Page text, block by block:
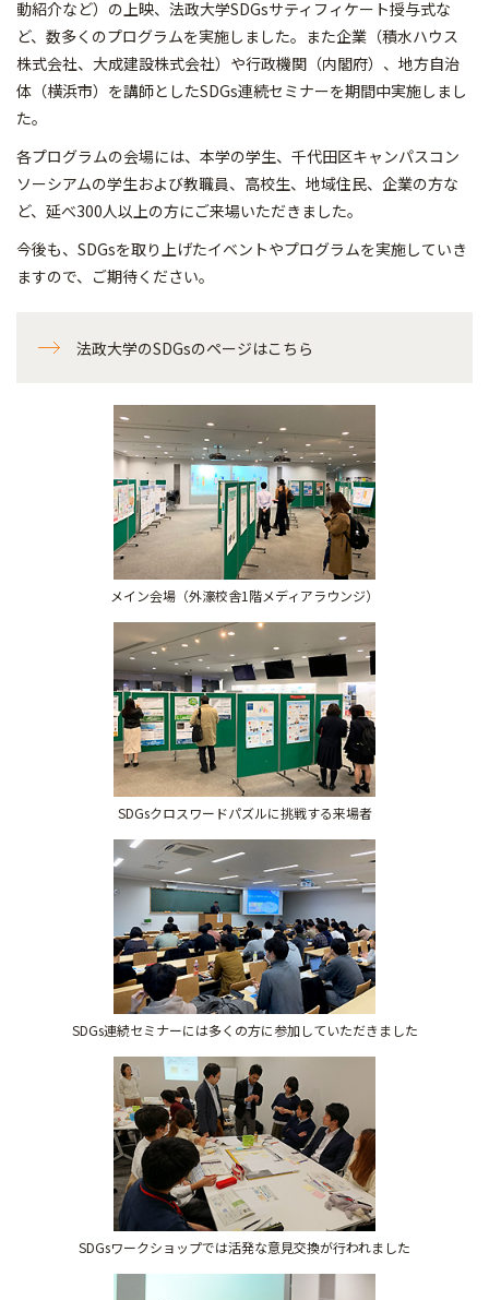
動紹介など）の上映、法政大学SDGsサティフィケート授与式な
ど、数多くのプログラムを実施しました。また企業（積水ハウス
株式会社、大成建設株式会社）や行政機関（内閣府）、地方自治
体（横浜市）を講師としたSDGs連続セミナーを期間中実施しまし
た。
各プログラムの会場には、本学の学生、千代田区キャンパスコン
ソーシアムの学生および教職員、高校生、地域住民、企業の方な
ど、延べ300人以上の方にご来場いただきました。
今後も、SDGsを取り上げたイベントやプログラムを実施していき
ますので、ご期待ください。
法政大学のSDGsのページはこちら
メイン会場（外濠校舎1階メディアラウンジ）
SDGsクロスワードパズルに挑戦する来場者
SDGs連続セミナーには多くの方に参加していただきました
SDGsワークショップでは活発な意見交換が行われました